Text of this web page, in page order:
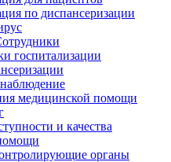
по диспансеризации
госпитализации
медицинской помощи
и качества
органы